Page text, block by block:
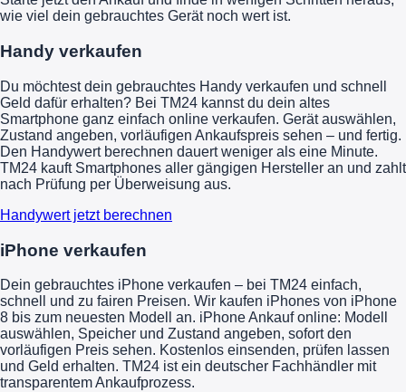
wie viel dein gebrauchtes Gerät noch wert ist.
Handy verkaufen
Du möchtest dein gebrauchtes Handy verkaufen und schnell
Geld dafür erhalten? Bei TM24 kannst du dein altes
Smartphone ganz einfach online verkaufen. Gerät auswählen,
Zustand angeben, vorläufigen Ankaufspreis sehen – und fertig.
Den Handywert berechnen dauert weniger als eine Minute.
TM24 kauft Smartphones aller gängigen Hersteller an und zahlt
nach Prüfung per Überweisung aus.
Handywert jetzt berechnen
iPhone verkaufen
Dein gebrauchtes iPhone verkaufen – bei TM24 einfach,
schnell und zu fairen Preisen. Wir kaufen iPhones von iPhone
8 bis zum neuesten Modell an. iPhone Ankauf online: Modell
auswählen, Speicher und Zustand angeben, sofort den
vorläufigen Preis sehen. Kostenlos einsenden, prüfen lassen
und Geld erhalten. TM24 ist ein deutscher Fachhändler mit
transparentem Ankaufprozess.